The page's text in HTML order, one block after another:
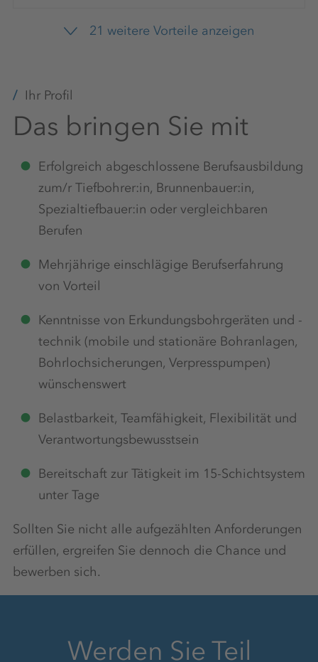
Sicherer Arbeitsplatz
Teamevents
E-Learning-Plattform
Arbeitskleidung
Arbeitsmedizinische Vorsorge
Aufstiegsmöglichkeiten
Mindestens 30 Tage Urlaub
21 weitere Vorteile anzeigen
Ihr Profil
Das bringen Sie mit
Erfolgreich abgeschlossene Berufsausbildung
zum/r Tiefbohrer:in, Brunnenbauer:in,
Spezialtiefbauer:in oder vergleichbaren
Berufen
Mehrjährige einschlägige Berufserfahrung
von Vorteil
Kenntnisse von Erkundungsbohrgeräten und -
technik (mobile und stationäre Bohranlagen,
Bohrlochsicherungen, Verpresspumpen)
wünschenswert
Belastbarkeit, Teamfähigkeit, Flexibilität und
Verantwortungsbewusstsein
Bereitschaft zur Tätigkeit im 15-Schichtsystem
unter Tage
Sollten Sie nicht alle aufgezählten Anforderungen
erfüllen, ergreifen Sie dennoch die Chance und
bewerben sich.
Werden Sie Teil